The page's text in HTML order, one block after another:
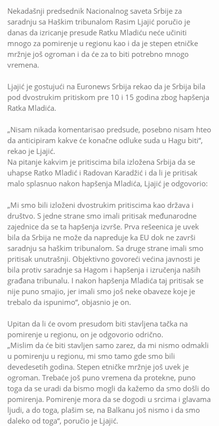
Nekadašnji predsednik Nacionalnog saveta Srbije za
saradnju sa Haškim tribunalom Rasim Ljajić poručio je
danas da izricanje presude Ratku Mladiću neće učiniti
mnogo za pomirenje u regionu kao i da je stepen etničke
mržnje još ogroman i da će za to biti potrebno mnogo
vremena.
Ljajić je gostujući na Euronews Srbija rekao da je Srbija bila
pod dvostrukim pritiskom pre 10 i 15 godina zbog hapšenja
Ratka Mladića.
„Nisam nikada komentarisao predsude, posebno nisam hteo
da anticipiram kakve će konačne odluke suda u Hagu biti“,
rekao je Ljajić.
Na pitanje kakvim je pritiscima bila izložena Srbija da se
uhapse Ratko Mladić i Radovan Karadžić i da li je pritisak
malo splasnuo nakon hapšenja Mladića, Ljajić je odgovorio:
„Mi smo bili izloženi dvostrukim pritiscima kao država i
društvo. S jedne strane smo imali pritisak međunarodne
zajednice da se ta hapšenja izvrše. Prva rešeenica je uvek
bila da Srbija ne može da napreduje ka EU dok ne završi
saradnju sa haškim tribunalom. Sa druge strane imali smo
pritisak unutrašnji. Objektivno govoreći većina javnosti je
bila protiv saradnje sa Hagom i hapšenja i izručenja naših
građana tribunalu. I nakon hapšenja Mladića taj pritisak se
nije puno smajio, jer imali smo još neke obaveze koje je
trebalo da ispunimo“, objasnio je on.
Upitan da li će ovom presudom biti stavljena tačka na
pomirenje u regionu, on je odgovorio odrično.
„Mislim da će biti stavljen samo zarez, da mi nismo odmakli
u pomirenju u regionu, mi smo tamo gde smo bili
devedesetih godina. Stepen etničke mržnje još uvek je
ogroman. Trebaće još puno vremena da protekne, puno
toga da se uradi da bismo mogli da kažemo da smo došli do
pomirenja. Pomirenje mora da se dogodi u srcima i glavama
ljudi, a do toga, plašim se, na Balkanu još nismo i da smo
daleko od toga“, poručio je Ljajić.